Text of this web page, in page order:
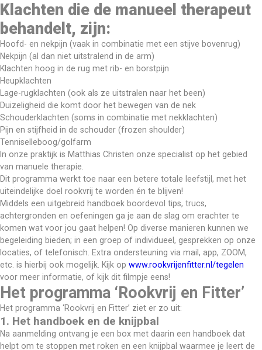
Klachten die de manueel therapeut
behandelt, zijn:
Hoofd- en nekpijn (vaak in combinatie met een stijve bovenrug)
Nekpijn (al dan niet uitstralend in de arm)
Klachten hoog in de rug met rib- en borstpijn
Heupklachten
Lage-rugklachten (ook als ze uitstralen naar het been)
Duizeligheid die komt door het bewegen van de nek
Schouderklachten (soms in combinatie met nekklachten)
Pijn en stijfheid in de schouder (frozen shoulder)
Tenniselleboog/golfarm
In onze praktijk is Matthias Christen onze specialist op het gebied
van manuele therapie.
Dit programma werkt toe naar een betere totale leefstijl, met het
uiteindelijke doel rookvrij te worden én te blijven!
Middels een uitgebreid handboek boordevol tips, trucs,
achtergronden en oefeningen ga je aan de slag om erachter te
komen wat voor jou gaat helpen! Op diverse manieren kunnen we
begeleiding bieden; in een groep of individueel, gesprekken op onze
locaties, of telefonisch. Extra ondersteuning via mail, app, ZOOM,
etc. is hierbij ook mogelijk. Kijk op www.rookvrijenfitter.nl/tegelen
voor meer informatie, of kijk dit filmpje eens!
Het programma ‘Rookvrij en Fitter’
Het programma ‘Rookvrij en Fitter’ ziet er zo uit:
1. Het handboek en de knijpbal
Na aanmelding ontvang je een box met daarin een handboek dat
helpt om te stoppen met roken en een knijpbal waarmee je leert de